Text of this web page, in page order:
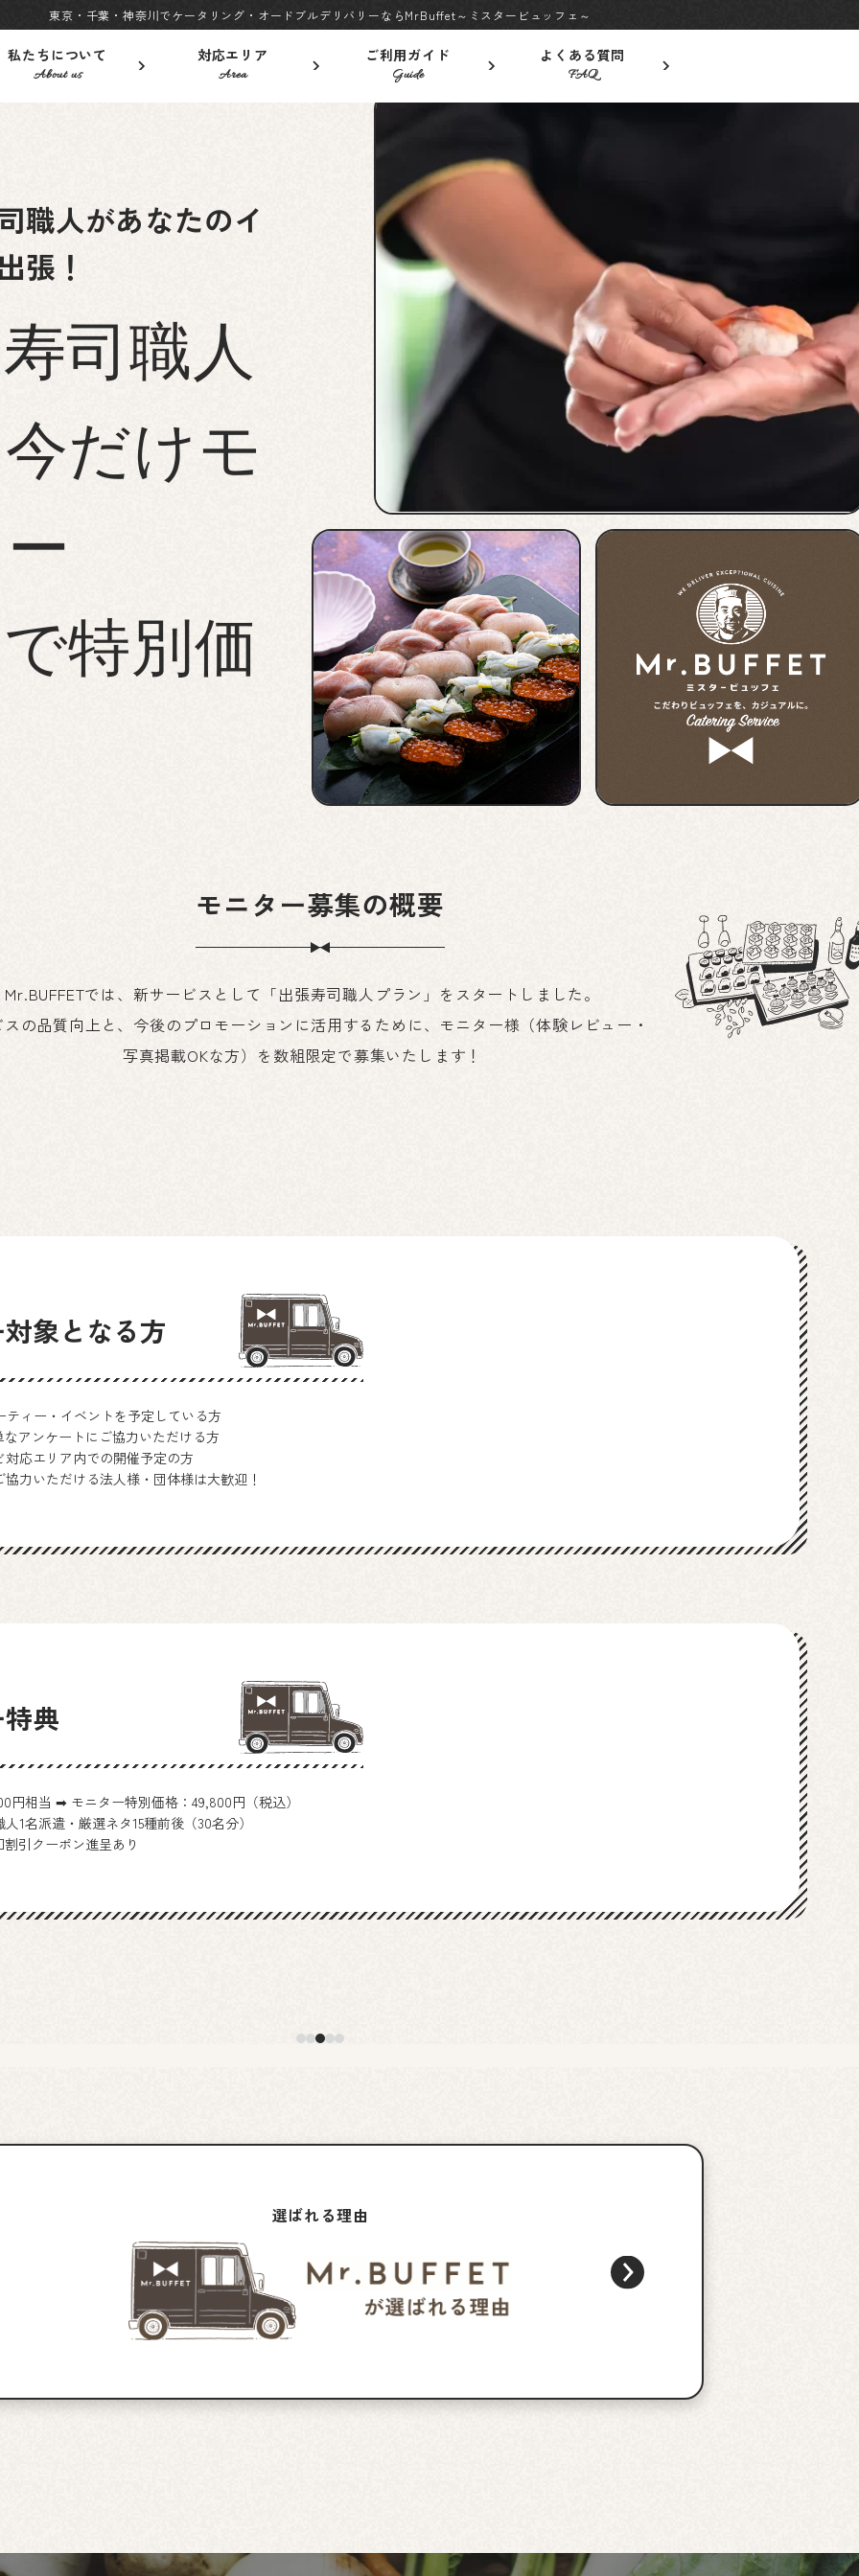
東京・千葉・神奈川でケータリング・オードブルデリバリーならMrBuffet～ミスタービュッフェ～
私たちについて
About us
対応エリア
Area
ご利用ガイド
Guide
よくある質問
FAQ
職人があなたのイ
張！
司職人
だけモ
特別価
モニター募集の概要
Mr.BUFFETでは、新サービスとして「出張寿司職人プラン」をスタートしました。
の品質向上と、今後のプロモーションに活用するために、モニター様（体験レビュー・
写真掲載OKな方）を数組限定で募集いたします！
象となる方
ティー・イベントを予定している方
なアンケートにご協力いただける方
応エリア内での開催予定の方
力いただける法人様・団体様は大歓迎！
典
円相当 ➡ モニター特別価格：49,800円（税込）
1名派遣・厳選ネタ15種前後（30名分）
引クーポン進呈あり
選ばれる理由